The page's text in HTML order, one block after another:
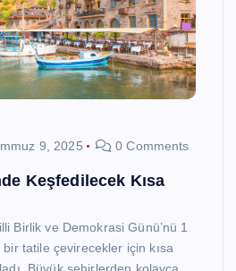
9, 2025 0 Comments
Keşfedilecek Kısa
Birlik ve Demokrasi Günü’nü 1
tatile çevirecekler için kısa